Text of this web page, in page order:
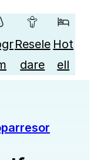
Resele
dare
Hot
ell